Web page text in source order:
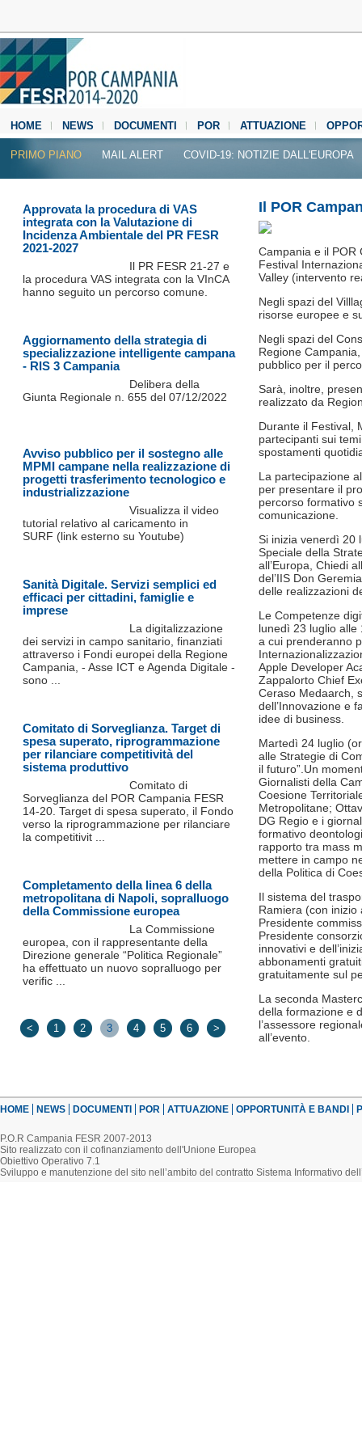
HOME NEWS DOCUMENTI POR ATTUAZIONE
MEDIA CENTER
PRIMO PIANO MAIL ALERT COVID-19: NOTIZIE DALL'EUROPA
Il POR
Campania e il POR
Festival
Valley (intervento
Negli spazi del
risorse europee e
Negli spazi del
Regione
pubblico per il
Sarà, inoltre,
realizzato da
Durante il Festival,
partecipanti sui
spostamenti
La partecipazione
per presentare il
percorso formativo
comunicazione.
Si inizia venerdì 20
Speciale della
all’Europa, Chiedi
del’IIS Don
delle realizzazioni
Le Competenze
lunedì 23 luglio alle
a cui prenderanno
Apple Developer
Zappalorto Chief
Ceraso Medaarch,
dell’Innovazione e
idee di business.
Martedì 24 luglio
alle Strategie di
il futuro”.Un
Giornalisti della
Coesione
Metropolitane;
DG Regio e i
formativo
rapporto tra mass
mettere in campo
della Politica di
Il sistema del
Ramiera (con
Presidente
Presidente
innovativi e
abbonamenti
gratuitamente sul
La seconda
della formazione e
l’assessore
all’evento.
Approvata la procedura di VAS
integrata con la Valutazione di
Incidenza Ambientale del PR FESR
2021-2027
Il PR FESR 21‐27 e
la procedura VAS integrata con la VInCA
hanno seguito un percorso comune.
Aggiornamento della strategia di
specializzazione intelligente campana
- RIS 3 Campania
Delibera della
Giunta Regionale n. 655 del 07/12/2022
Avviso pubblico per il sostegno alle
MPMI campane nella realizzazione di
progetti trasferimento tecnologico e
industrializzazione
Visualizza il video
tutorial relativo al caricamento in
SURF (link esterno su Youtube)
Sanità Digitale. Servizi semplici ed
efficaci per cittadini, famiglie e
imprese
La digitalizzazione
dei servizi in campo sanitario, finanziati
attraverso i Fondi europei della Regione
Campania, - Asse ICT e Agenda Digitale -
sono ...
Comitato di Sorveglianza. Target di
spesa superato, riprogrammazione
per rilanciare competitività del
sistema produttivo
Comitato di
Sorveglianza del POR Campania FESR
14-20. Target di spesa superato, il Fondo
verso la riprogrammazione per rilanciare
la competitivit ...
Completamento della linea 6 della
metropolitana di Napoli, sopralluogo
della Commissione europea
La Commissione
europea, con il rappresentante della
Direzione generale “Politica Regionale”
ha effettuato un nuovo sopralluogo per
verific ...
< 1 2 3 4 5 6 >
HOME NEWS DOCUMENTI POR ATTUAZIONE OPPORTUNITÀ E BANDI
P.O.R Campania FESR 2007-2013
Sito realizzato con il cofinanziamento dell'Unione Europea
Obiettivo Operativo 7.1
Sviluppo e manutenzione del sito nell’ambito del contratto Sistema Informativo